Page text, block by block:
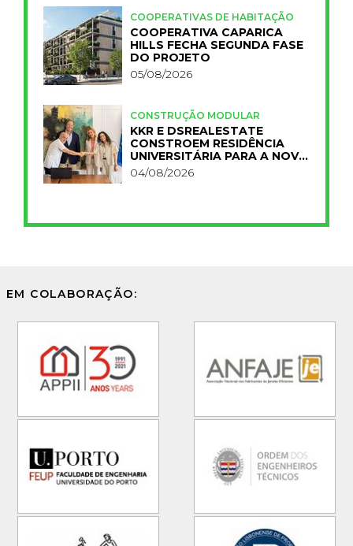
COOPERATIVAS DE HABITAÇÃO
COOPERATIVA CAPARICA
HILLS FECHA SEGUNDA FASE
DO PROJETO
05/08/2026
CONSTRUÇÃO MODULAR
KKR E DSREALESTATE
CONSTROEM RESIDÊNCIA
UNIVERSITÁRIA PARA A NOVA
FCT
04/08/2026
EM COLABORAÇÃO: